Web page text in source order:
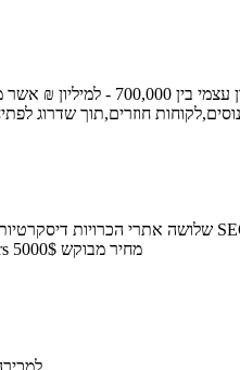
חוזרים,תוך שדרוג לפתיחת אולם –
members sexpalcanada.ca - 93k members sexpalusa.com - 328k members מחיר מבוקש 5000$